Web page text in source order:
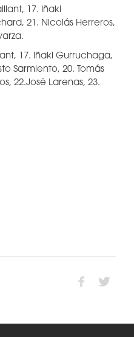
17. Iñaki
21. Nicolás Herreros,
17. Iñaki Gurruchaga,
Sarmiento, 20. Tomás
22.José Larenas, 23.